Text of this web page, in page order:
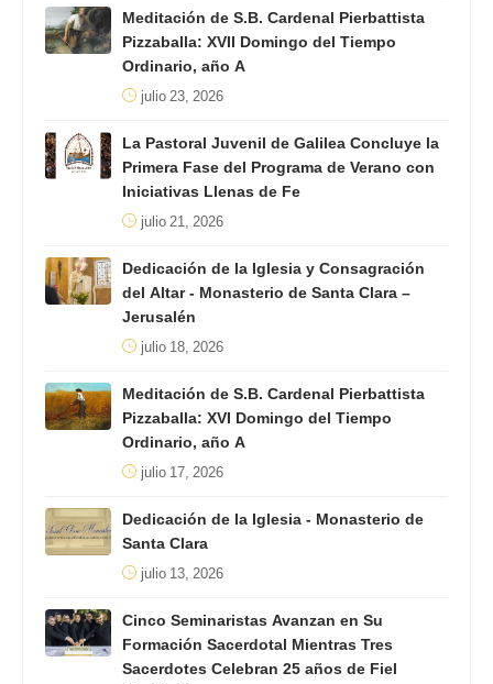
Meditación de S.B. Cardenal Pierbattista
Pizzaballa: XVII Domingo del Tiempo
Ordinario, año A
julio 23, 2026
La Pastoral Juvenil de Galilea Concluye la
Primera Fase del Programa de Verano con
Iniciativas Llenas de Fe
julio 21, 2026
Dedicación de la Iglesia y Consagración
del Altar - Monasterio de Santa Clara –
Jerusalén
julio 18, 2026
Meditación de S.B. Cardenal Pierbattista
Pizzaballa: XVI Domingo del Tiempo
Ordinario, año A
julio 17, 2026
Dedicación de la Iglesia - Monasterio de
Santa Clara
julio 13, 2026
Cinco Seminaristas Avanzan en Su
Formación Sacerdotal Mientras Tres
Sacerdotes Celebran 25 años de Fiel